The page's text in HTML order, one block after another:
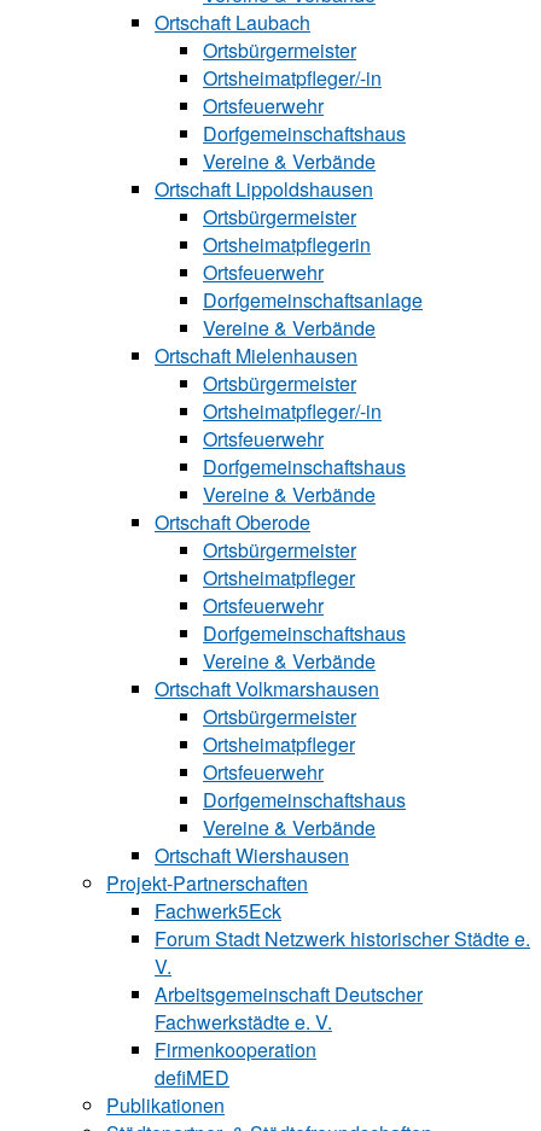
Ortschaft Laubach
Ortsbürgermeister
Ortsheimatpfle‍ger/-in
Ortsfeuerwehr
Dorfgemeinschaftshaus
Vereine & Verbände
Ortschaft Lip‍polds‍hau‍sen
Ortsbürgermeister
Ortsheimatpflegerin
Ortsfeuerwehr
Dorfgemeinschaftsanlage
Vereine & Verbände
Ortschaft Mielenhausen
Ortsbürgermeister
Ortsheimatpfle‍‍ger/-in
Ortsfeuerwehr
Dorfgemeinschaftshaus
Vereine & Verbände
Ortschaft Oberode
Ortsbürgermeister
Ortsheimatpfle‍ger
Ortsfeuerwehr
Dorfgemeinschaftshaus
Vereine & Verbände
Ortschaft Volk‍mars‍hau‍sen
Ortsbürgermeister
Ortsheimatpfleger
Ortsfeuerwehr
Dorfgemeinschaftshaus
Vereine & Verbände
Ortschaft Wiershausen
Projekt-Partnerschaften
Fachwerk5Eck
Forum Stadt Netzwerk historischer Städte e.
V.
Arbeitsgemeinschaft Deutscher
Fachwerkstädte e. V.
Firmenkooperation
defiMED
Publikationen